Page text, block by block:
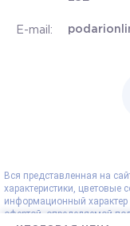
E-mail:
Вся представленная на
характеристики, цветовые
информационный характер
офертой, определяемой